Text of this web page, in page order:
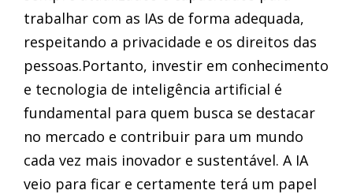
trabalhar com as IAs de forma adequada,
respeitando a privacidade e os direitos das
pessoas.Portanto, investir em conhecimento
e tecnologia de inteligência artificial é
fundamental para quem busca se destacar
no mercado e contribuir para um mundo
cada vez mais inovador e sustentável. A IA
veio para ficar e certamente terá um papel